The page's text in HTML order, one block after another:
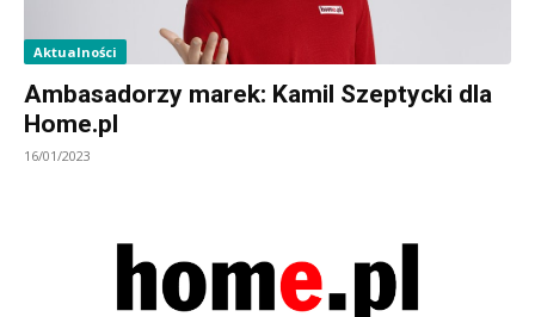
Aktualności
Ambasadorzy marek: Kamil Szeptycki dla
Home.pl
16/01/2023